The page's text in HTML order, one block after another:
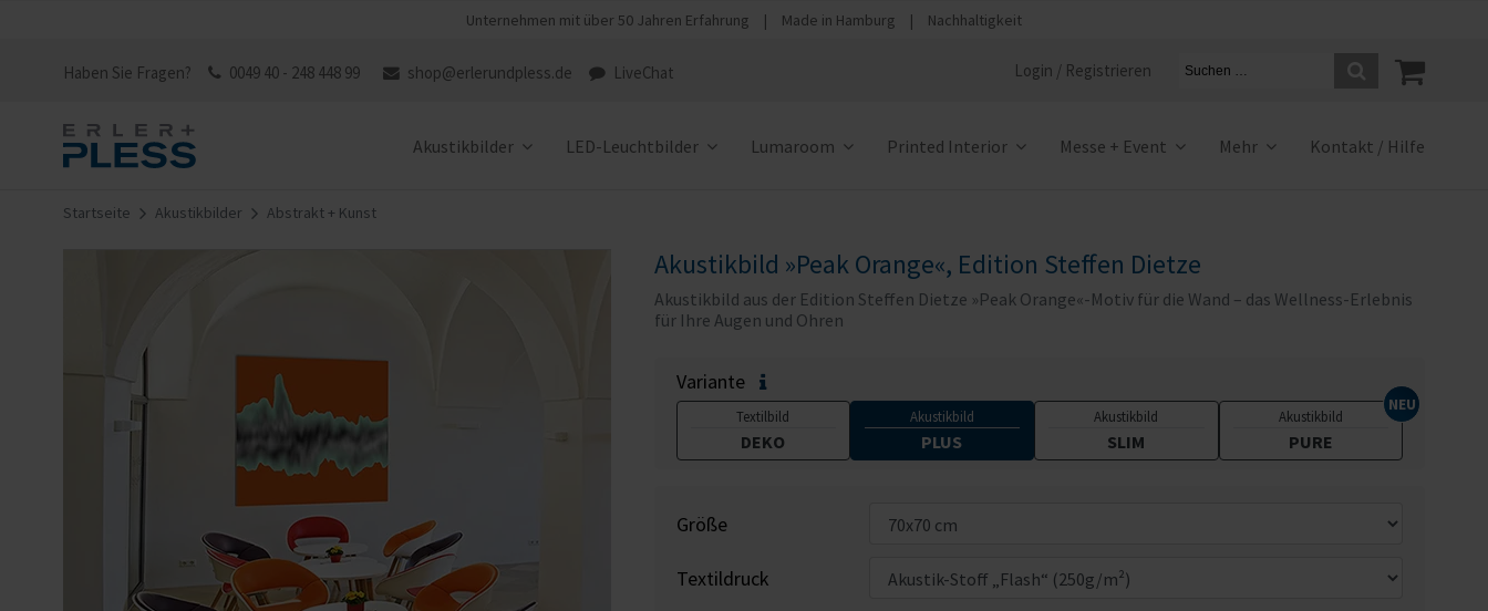
Unternehmen mit über 50 Jahren Erfahrung | Made in Hamburg | Nachhaltigkeit
Haben Sie Fragen? 0049 40 - 248 448 99 shop@erlerundpless.de LiveChat Login / Registrieren
Akustikbilder LED-Leuchtbilder Lumaroom Printed Interior Messe + Event Mehr Kontakt / Hilfe
Startseite Akustikbilder Abstrakt + Kunst
Akustikbild »Peak Orange«, Edition Steffen Dietze
Akustikbild aus der Edition Steffen Dietze »Peak Orange«-Motiv für die Wand – das Wellness-Erlebnis
für Ihre Augen und Ohren
Variante
Textilbild
DEKO
Akustikbild
PLUS
Akustikbild
SLIM
Akustikbild
PURE
Größe
Textildruck